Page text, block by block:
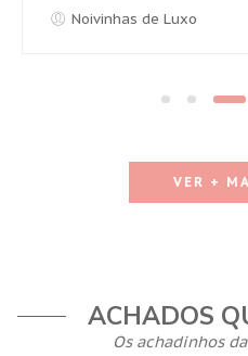
Noivinhas de Luxo
VER +
ACHADOS
Os achadinhos